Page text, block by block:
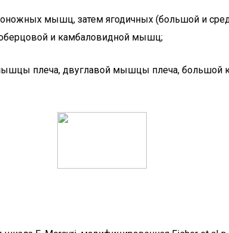
мышц, затем ягодичных (большой и
и камбаловидной мышц;
плеча, двуглавой мышцы плеча, большой